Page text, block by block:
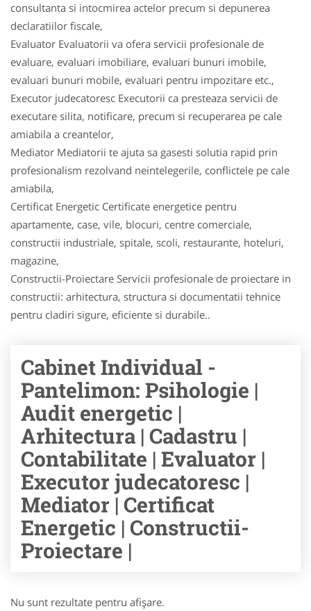
consultanta si intocmirea actelor precum si depunerea
declaratiilor fiscale,
Evaluator Evaluatorii va ofera servicii profesionale de
evaluare, evaluari imobiliare, evaluari bunuri imobile,
evaluari bunuri mobile, evaluari pentru impozitare etc.,
Executor judecatoresc Executorii ca presteaza servicii de
executare silita, notificare, precum si recuperarea pe cale
amiabila a creantelor,
Mediator Mediatorii te ajuta sa gasesti solutia rapid prin
profesionalism rezolvand neintelegerile, conflictele pe cale
amiabila,
Certificat Energetic Certificate energetice pentru
apartamente, case, vile, blocuri, centre comerciale,
constructii industriale, spitale, scoli, restaurante, hoteluri,
magazine,
Constructii-Proiectare Servicii profesionale de proiectare in
constructii: arhitectura, structura si documentatii tehnice
pentru cladiri sigure, eficiente si durabile..
Cabinet Individual -
Pantelimon: Psihologie |
Audit energetic |
Arhitectura | Cadastru |
Contabilitate | Evaluator |
Executor judecatoresc |
Mediator | Certificat
Energetic | Constructii-
Proiectare |
Nu sunt rezultate pentru afişare.